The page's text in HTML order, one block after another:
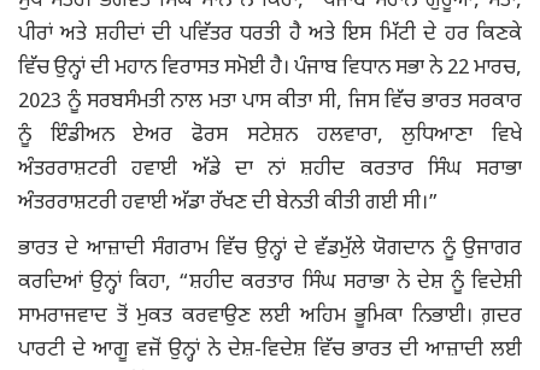
ਪੀਰਾਂ ਅਤੇ ਸ਼ਹੀਦਾਂ ਦੀ ਪਵਿੱਤਰ ਧਰਤੀ ਹੈ ਅਤੇ ਇਸ ਮਿੱਟੀ ਦੇ ਹਰ ਕਿਣਕੇ
ਵਿੱਚ ਉਨ੍ਹਾਂ ਦੀ ਮਹਾਨ ਵਿਰਾਸਤ ਸਮੋਈ ਹੈ। ਪੰਜਾਬ ਵਿਧਾਨ ਸਭਾ ਨੇ 22 ਮਾਰਚ,
2023 ਨੂੰ ਸਰਬਸੰਮਤੀ ਨਾਲ ਮਤਾ ਪਾਸ ਕੀਤਾ ਸੀ, ਜਿਸ ਵਿੱਚ ਭਾਰਤ ਸਰਕਾਰ
ਨੂੰ ਇੰਡੀਅਨ ਏਅਰ ਫੋਰਸ ਸਟੇਸ਼ਨ ਹਲਵਾਰਾ, ਲੁਧਿਆਣਾ ਵਿਖੇ
ਅੰਤਰਰਾਸ਼ਟਰੀ ਹਵਾਈ ਅੱਡੇ ਦਾ ਨਾਂ ਸ਼ਹੀਦ ਕਰਤਾਰ ਸਿੰਘ ਸਰਾਭਾ
ਅੰਤਰਰਾਸ਼ਟਰੀ ਹਵਾਈ ਅੱਡਾ ਰੱਖਣ ਦੀ ਬੇਨਤੀ ਕੀਤੀ ਗਈ ਸੀ।”
ਭਾਰਤ ਦੇ ਆਜ਼ਾਦੀ ਸੰਗਰਾਮ ਵਿੱਚ ਉਨ੍ਹਾਂ ਦੇ ਵੱਡਮੁੱਲੇ ਯੋਗਦਾਨ ਨੂੰ ਉਜਾਗਰ
ਕਰਦਿਆਂ ਉਨ੍ਹਾਂ ਕਿਹਾ, “ਸ਼ਹੀਦ ਕਰਤਾਰ ਸਿੰਘ ਸਰਾਭਾ ਨੇ ਦੇਸ਼ ਨੂੰ ਵਿਦੇਸ਼ੀ
ਸਾਮਰਾਜਵਾਦ ਤੋਂ ਮੁਕਤ ਕਰਵਾਉਣ ਲਈ ਅਹਿਮ ਭੂਮਿਕਾ ਨਿਭਾਈ। ਗ਼ਦਰ
ਪਾਰਟੀ ਦੇ ਆਗੂ ਵਜੋਂ ਉਨ੍ਹਾਂ ਨੇ ਦੇਸ਼-ਵਿਦੇਸ਼ ਵਿੱਚ ਭਾਰਤ ਦੀ ਆਜ਼ਾਦੀ ਲਈ